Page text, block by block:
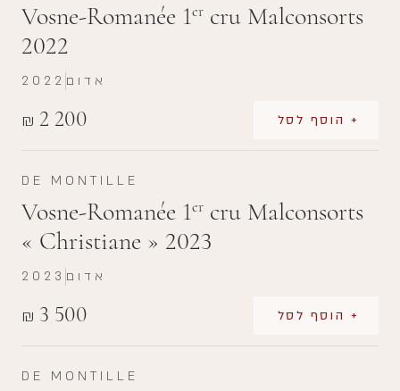
Vosne-Romanée 1er cru Malconsorts
2022
₪ 2 200 + הוסף לסל
2022 אדום
DE MONTILLE
Vosne-Romanée 1er cru Malconsorts
« Christiane » 2023
₪ 3 500 + הוסף לסל
2023 אדום
DE MONTILLE